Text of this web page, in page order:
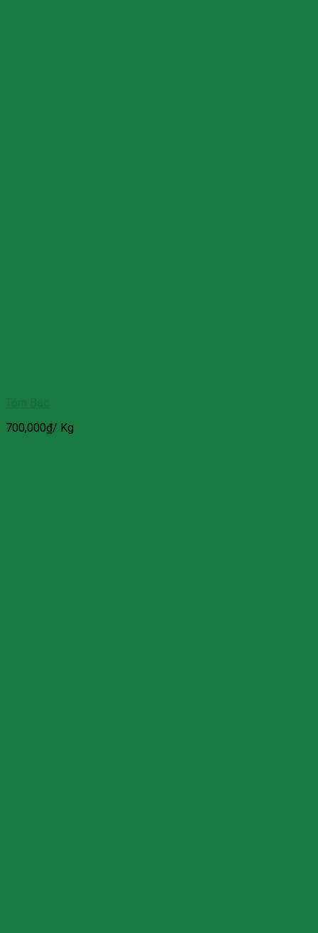
700,000₫/ Kg